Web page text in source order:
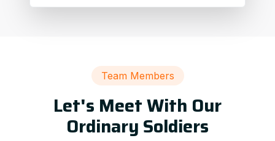
Team Members
Let's Meet With Our
Ordinary Soldiers